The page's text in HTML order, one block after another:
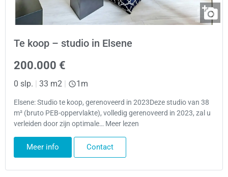
Te koop – studio in Elsene
200.000 €
0 slp. | 33 m2 | 1m
Elsene: Studio te koop, gerenoveerd in 2023Deze studio van 38
m² (bruto PEB-oppervlakte), volledig gerenoveerd in 2023, zal u
verleiden door zijn optimale… Meer lezen
Meer info Contact